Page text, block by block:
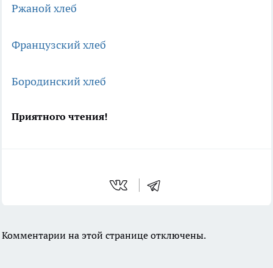
Ржаной хлеб
Французский хлеб
Бородинский хлеб
Приятного чтения!
Комментарии на этой странице отключены.